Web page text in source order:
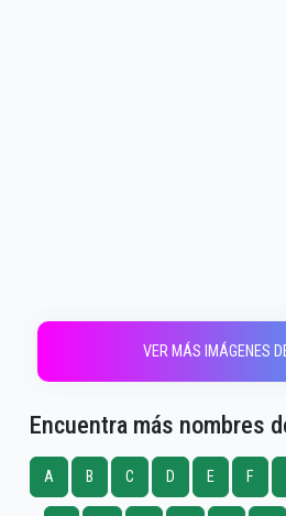
VER MÁS IMÁGENES
Encuentra más nombres
A B C D E F